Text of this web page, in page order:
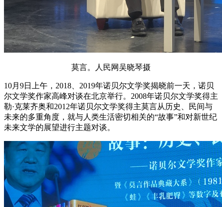
莫言。人民网吴晓琴摄
10月9日上午，2018、2019年诺贝尔文学奖揭晓前一天，诺贝
尔文学奖作家高峰对谈在北京举行。2008年诺贝尔文学奖得主
勒·克莱齐奥和2012年诺贝尔文学奖得主莫言从历史、民间与
未来的多重角度，就与人类生活密切相关的“故事”和对新世纪
未来文学的展望进行主题对谈。